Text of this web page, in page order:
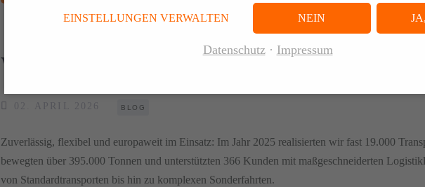
Wir bleiben europaweit in Bewegung
02. APRIL 2026 BLOG
Zuverlässig, flexibel und europaweit im Einsatz: Im Jahr 2025 realisierten wir fast 19.000
bewegten über 395.000 Tonnen und unterstützten 366 Kunden mit maßgeschneiderten
von Standardtransporten bis hin zu komplexen Sonderfahrten.
EINSTELLUNGEN VERWALTEN NEIN
Datenschutz Impressum